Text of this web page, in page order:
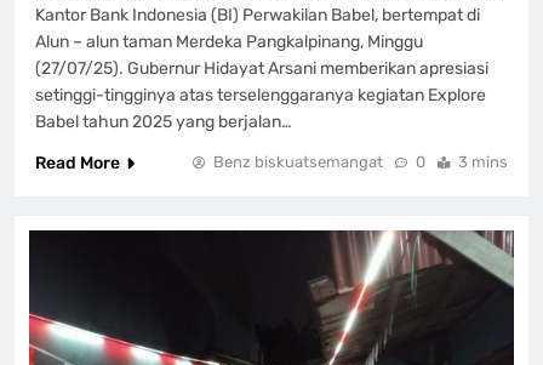
Kantor Bank Indonesia (BI) Perwakilan Babel, bertempat di
Alun – alun taman Merdeka Pangkalpinang, Minggu
(27/07/25). Gubernur Hidayat Arsani memberikan apresiasi
setinggi-tingginya atas terselenggaranya kegiatan Explore
Babel tahun 2025 yang berjalan…
Read More
Benz biskuatsemangat 0 3 mins